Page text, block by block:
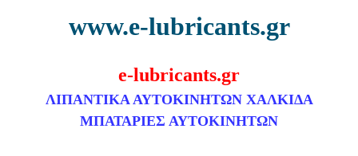
www.e-lubricants.gr
e-lubricants.gr
ΛΙΠΑΝΤΙΚΑ ΑΥΤΟΚΙΝΗΤΩΝ ΧΑΛΚΙΔΑ
ΜΠΑΤΑΡΙΕΣ ΑΥΤΟΚΙΝΗΤΩΝ